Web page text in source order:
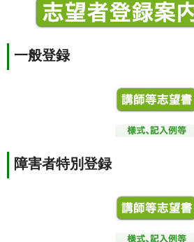
一般登録
障害者特別登録